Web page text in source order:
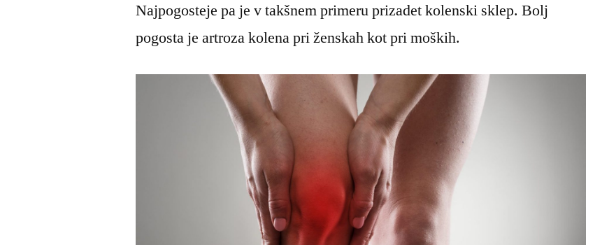
Najpogosteje pa je v takšnem primeru prizadet kolenski sklep. Bolj
pogosta je artroza kolena pri ženskah kot pri moških.